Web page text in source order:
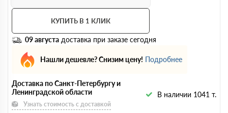
КУПИТЬ В 1 КЛИК
09 августа доставка при заказе сегодня
Нашли дешевле? Снизим цену! Подробнее
Доставка по Санкт-Петербургу и
Ленинградской области
Узнать стоимость с доставкой
В наличии 1041 т.